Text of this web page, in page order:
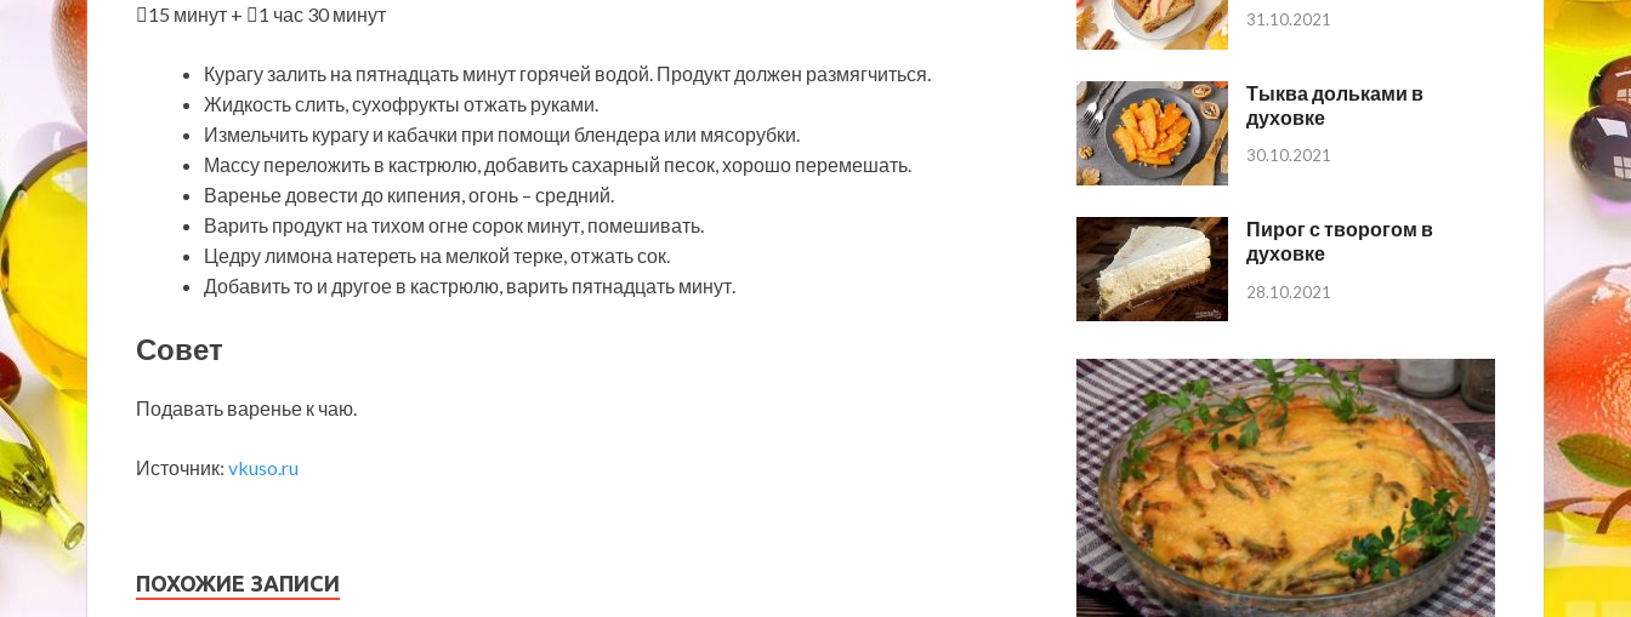
15 минут + 1 час 30 минут
Курагу залить на пятнадцать минут горячей водой. Продукт должен размягчиться.
Жидкость слить, сухофрукты отжать руками.
Измельчить курагу и кабачки при помощи блендера или мясорубки.
Массу переложить в кастрюлю, добавить сахарный песок, хорошо перемешать.
Варенье довести до кипения, огонь – средний.
Варить продукт на тихом огне сорок минут, помешивать.
Цедру лимона натереть на мелкой терке, отжать сок.
Добавить то и другое в кастрюлю, варить пятнадцать минут.
Совет
Подавать варенье к чаю.
Источник: vkuso.ru
ПОХОЖИЕ ЗАПИСИ
31.10.2021
Тыква дольками в
духовке
30.10.2021
Пирог с творогом в
духовке
28.10.2021